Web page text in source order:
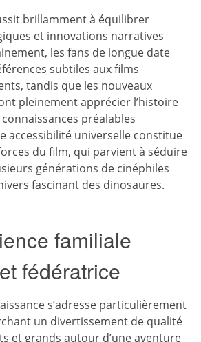
brillamment à équilibrer
et innovations narratives
les fans de longue date
subtiles auxfilms
tandis que les nouveaux
pleinement apprécier l’histoire
préalables
accessibilité universelle constitue
du film, qui parvient à séduire
générations de cinéphiles
fascinant des dinosaures.
familiale
fédératrice
s’adresse particulièrement
un divertissement de qualité
et grands autour d’uneaventure